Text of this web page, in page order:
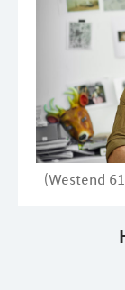
(Westend